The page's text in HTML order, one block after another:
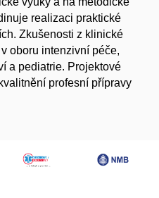
realizaci praktické
Zkušenosti z klinické
oboru intenzivní péče,
a pediatrie. Projektové
profesní přípravy